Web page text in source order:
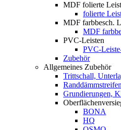
MDF folierte
folierte
MDF farbbesch.
MDF
PVC-Leisten
PVC-
Zubehör
Allgemeines Zubehör
Trittschall,
Randdämmstreifen
Grundierungen,
BONA
HQ